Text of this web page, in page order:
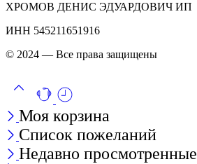
ХРОМОВ ДЕНИС ЭДУАРДОВИЧ ИП
ИНН 545211651916
© 2024 — Все права защищены
Моя корзина
Список пожеланий
Недавно просмотренные